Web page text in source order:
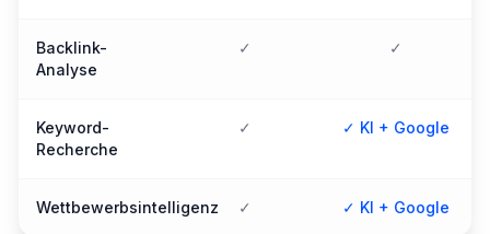
Backlink-
Analyse
✓ ✓
Keyword-
Recherche
✓ ✓ KI + Google
Wettbewerbsintelligenz ✓ ✓ KI + Google